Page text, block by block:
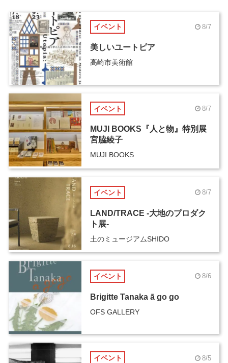
イベント 8/7
美しいユートピア
高崎市美術館
イベント 8/7
MUJI BOOKS『人と物』特別展
宮脇綾子
MUJI BOOKS
イベント 8/7
LAND/TRACE -大地のプロダク
ト展-
土のミュージアムSHIDO
イベント 8/6
Brigitte Tanaka ā go go
OFS GALLERY
イベント 8/5